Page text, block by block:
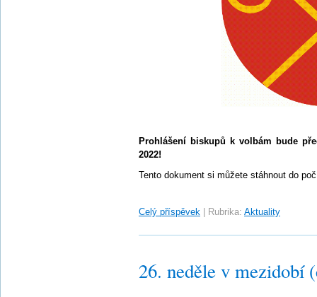
Prohlášení biskupů k volbám bude
2022!
Tento dokument si můžete stáhnout do
Celý příspěvek Rubrika: Aktuality
26. neděle v mezidobí